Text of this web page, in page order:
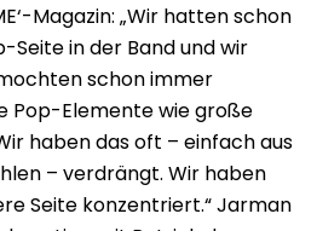
Magazin: „Wir hatten schon
in der Band und wir
schon immer
Pop-Elemente wie große
haben das oft – einfach aus
– verdrängt. Wir haben
Seite konzentriert.“ Jarman